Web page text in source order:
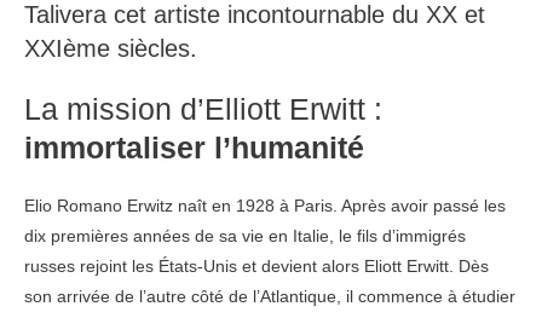
Talivera cet artiste incontournable du XX et
XXIème siècles.
La mission d’Elliott Erwitt :
immortaliser l’humanité
Elio Romano Erwitz naît en 1928 à Paris. Après avoir passé les
dix premières années de sa vie en Italie, le fils d’immigrés
russes rejoint les États-Unis et devient alors Eliott Erwitt. Dès
son arrivée de l’autre côté de l’Atlantique, il commence à étudier